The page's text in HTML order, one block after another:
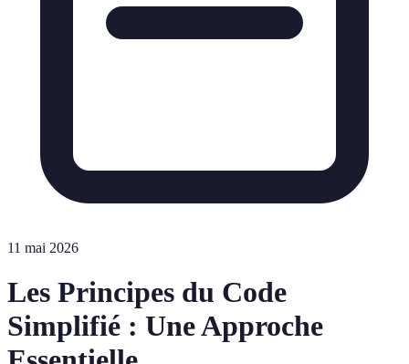
11 mai 2026
Les Principes du Code
Simplifié : Une Approche